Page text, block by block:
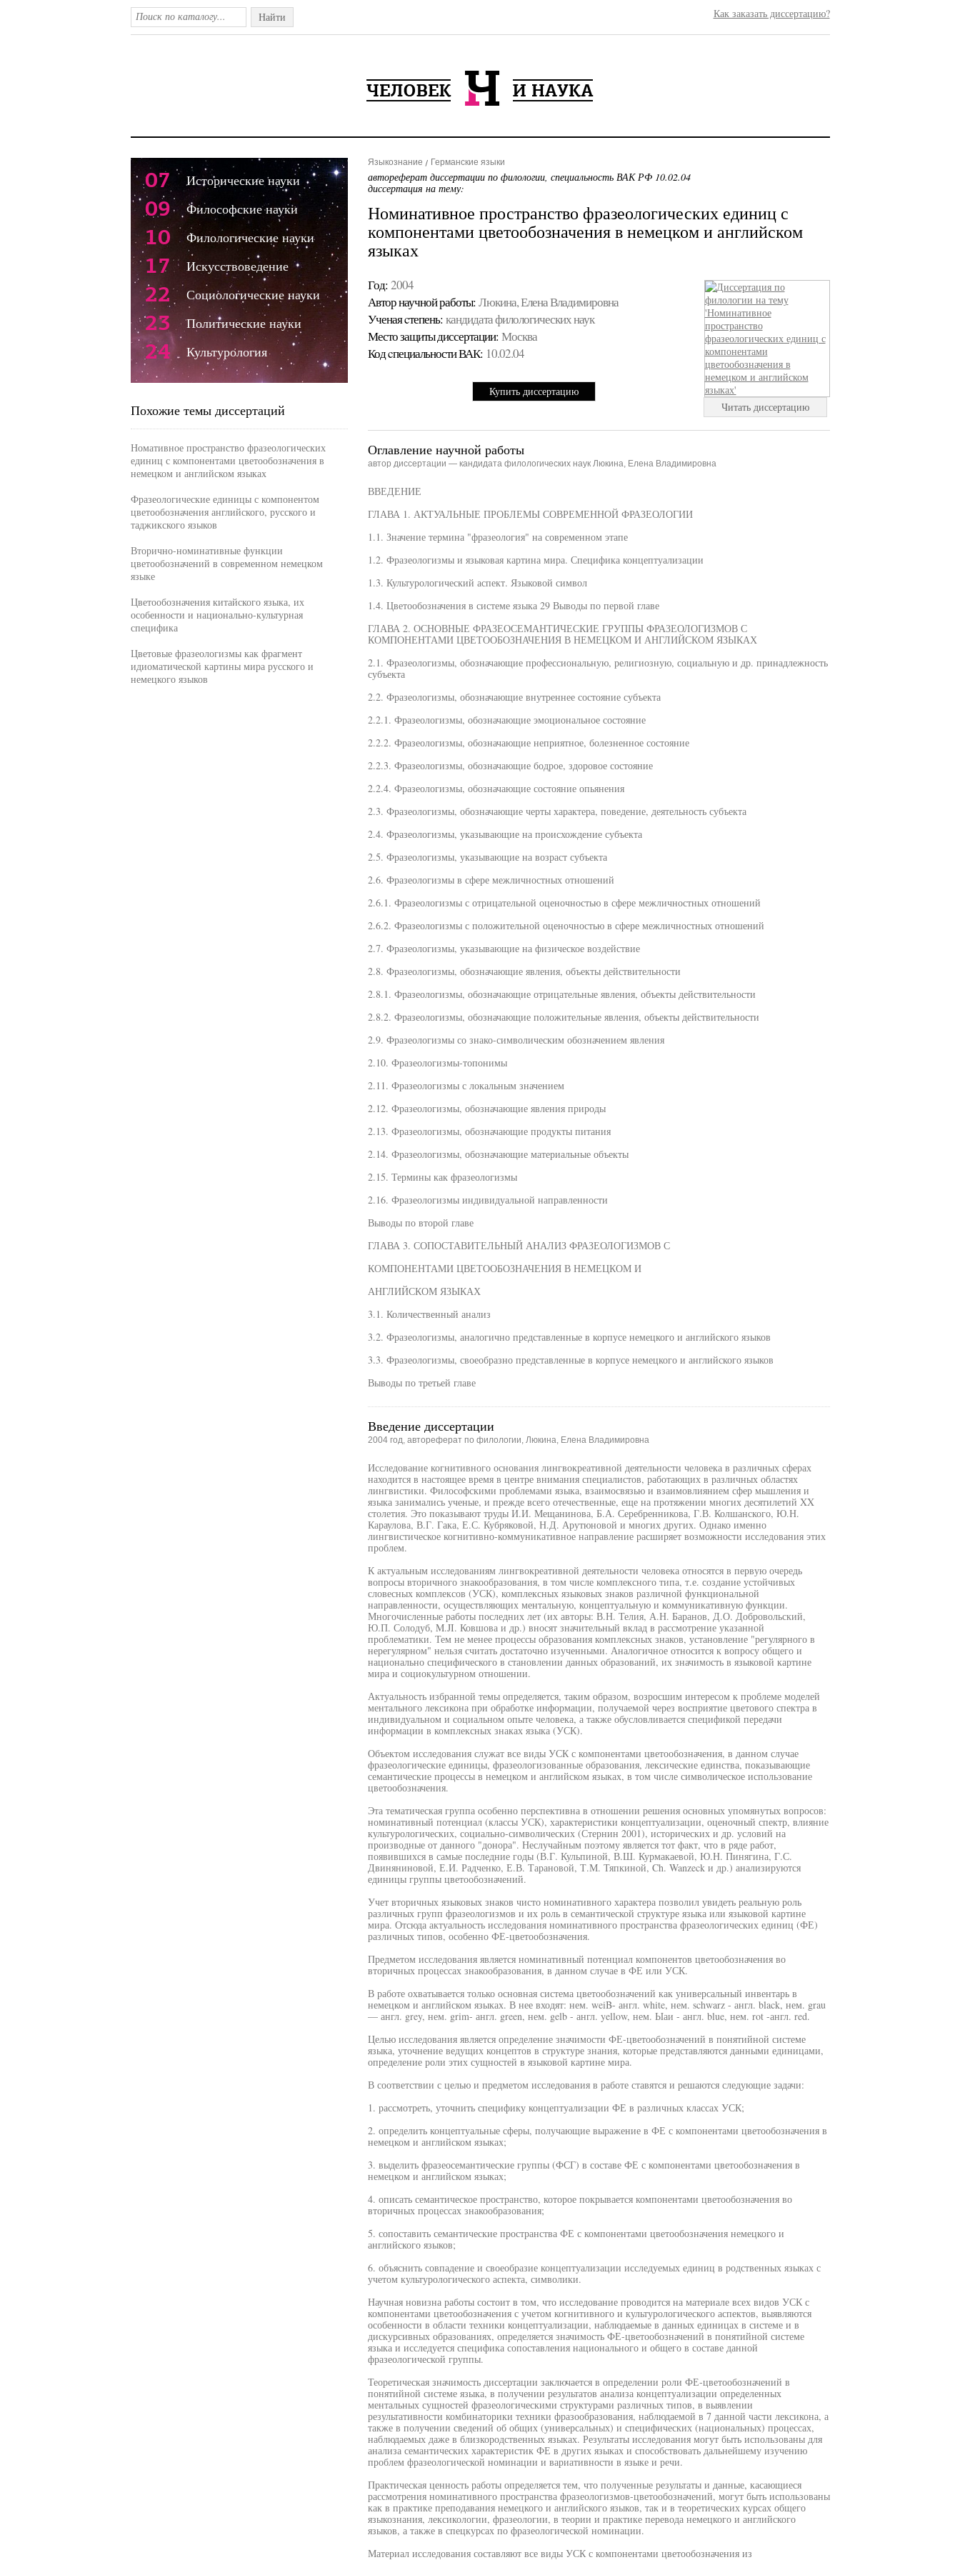
Найти Как заказать диссертацию?
Языкознание Германские языки
автореферат диссертации по филологии, специальность ВАК РФ 10.02.04
диссертация на тему:
Номинативное пространство фразеологических единиц с
компонентами цветообозначения в немецком и английском
языках
Год: 2004
Автор научной работы: Люкина, Елена Владимировна
Ученая cтепень: кандидата филологических наук
Место защиты диссертации: Москва
Код cпециальности ВАК: 10.02.04
Купить диссертацию
Читать диссертацию
Оглавление научной работы
автор диссертации — кандидата филологических наук Люкина, Елена Владимировна
ВВЕДЕНИЕ
ГЛАВА 1. АКТУАЛЬНЫЕ ПРОБЛЕМЫ СОВРЕМЕННОЙ ФРАЗЕОЛОГИИ
1.1. Значение термина "фразеология" на современном этапе
1.2. Фразеологизмы и языковая картина мира. Специфика концептуализации
1.3. Культурологический аспект. Языковой символ
1.4. Цветообозначения в системе языка 29 Выводы по первой главе
ГЛАВА 2. ОСНОВНЫЕ ФРАЗЕОСЕМАНТИЧЕСКИЕ ГРУППЫ ФРАЗЕОЛОГИЗМОВ С
КОМПОНЕНТАМИ ЦВЕТООБОЗНАЧЕНИЯ В НЕМЕЦКОМ И АНГЛИЙСКОМ ЯЗЫКАХ
2.1. Фразеологизмы, обозначающие профессиональную, религиозную, социальную и др. принадлежность
субъекта
2.2. Фразеологизмы, обозначающие внутреннее состояние субъекта
2.2.1. Фразеологизмы, обозначающие эмоциональное состояние
2.2.2. Фразеологизмы, обозначающие неприятное, болезненное состояние
2.2.3. Фразеологизмы, обозначающие бодрое, здоровое состояние
2.2.4. Фразеологизмы, обозначающие состояние опьянения
2.3. Фразеологизмы, обозначающие черты характера, поведение, деятельность субъекта
2.4. Фразеологизмы, указывающие на происхождение субъекта
2.5. Фразеологизмы, указывающие на возраст субъекта
2.6. Фразеологизмы в сфере межличностных отношений
2.6.1. Фразеологизмы с отрицательной оценочностью в сфере межличностных отношений
2.6.2. Фразеологизмы с положительной оценочностью в сфере межличностных отношений
2.7. Фразеологизмы, указывающие на физическое воздействие
2.8. Фразеологизмы, обозначающие явления, объекты действительности
2.8.1. Фразеологизмы, обозначающие отрицательные явления, объекты действительности
2.8.2. Фразеологизмы, обозначающие положительные явления, объекты действительности
2.9. Фразеологизмы со знако-символическим обозначением явления
2.10. Фразеологизмы-топонимы
2.11. Фразеологизмы с локальным значением
2.12. Фразеологизмы, обозначающие явления природы
2.13. Фразеологизмы, обозначающие продукты питания
2.14. Фразеологизмы, обозначающие материальные объекты
2.15. Термины как фразеологизмы
2.16. Фразеологизмы индивидуальной направленности
Выводы по второй главе
ГЛАВА 3. СОПОСТАВИТЕЛЬНЫЙ АНАЛИЗ ФРАЗЕОЛОГИЗМОВ С
КОМПОНЕНТАМИ ЦВЕТООБОЗНАЧЕНИЯ В НЕМЕЦКОМ И
АНГЛИЙСКОМ ЯЗЫКАХ
3.1. Количественный анализ
3.2. Фразеологизмы, аналогично представленные в корпусе немецкого и английского языков
3.3. Фразеологизмы, своеобразно представленные в корпусе немецкого и английского языков
Выводы по третьей главе
Введение диссертации
2004 год, автореферат по филологии, Люкина, Елена Владимировна
Исследование когнитивного основания лингвокреативной деятельности человека в различных сферах
находится в настоящее время в центре внимания специалистов, работающих в различных областях
лингвистики. Философскими проблемами языка, взаимосвязью и взаимовлиянием сфер мышления и
языка занимались ученые, и прежде всего отечественные, еще на протяжении многих десятилетий XX
столетия. Это показывают труды И.И. Мещанинова, Б.А. Серебренникова, Г.В. Колшанского, Ю.Н.
Караулова, В.Г. Гака, Е.С. Кубряковой, Н.Д. Арутюновой и многих других. Однако именно
лингвистическое когнитивно-коммуникативное направление расширяет возможности исследования этих
проблем.
К актуальным исследованиям лингвокреативной деятельности человека относятся в первую очередь
вопросы вторичного знакообразования, в том числе комплексного типа, т.е. создание устойчивых
словесных комплексов (УСК), комплексных языковых знаков различной функциональной
направленности, осуществляющих ментальную, концептуальную и коммуникативную функции.
Многочисленные работы последних лет (их авторы: В.Н. Телия, А.Н. Баранов, Д.О. Добровольский,
Ю.П. Солодуб, M.JI. Ковшова и др.) вносят значительный вклад в рассмотрение указанной
проблематики. Тем не менее процессы образования комплексных знаков, установление "регулярного в
нерегулярном" нельзя считать достаточно изученными. Аналогичное относится к вопросу общего и
национально специфического в становлении данных образований, их значимость в языковой картине
мира и социокультурном отношении.
Актуальность избранной темы определяется, таким образом, возросшим интересом к проблеме моделей
ментального лексикона при обработке информации, получаемой через восприятие цветового спектра в
индивидуальном и социальном опыте человека, а также обусловливается спецификой передачи
информации в комплексных знаках языка (УСК).
Объектом исследования служат все виды УСК с компонентами цветообозначения, в данном случае
фразеологические единицы, фразеологизованные образования, лексические единства, показывающие
семантические процессы в немецком и английском языках, в том числе символическое использование
цветообозначения.
Эта тематическая группа особенно перспективна в отношении решения основных упомянутых вопросов:
номинативный потенциал (классы УСК), характеристики концептуализации, оценочный спектр, влияние
культурологических, социально-символических (Стернин 2001), исторических и др. условий на
производные от данного "донора". Неслучайным поэтому является тот факт, что в ряде работ,
появившихся в самые последние годы (В.Г. Кульпиной, В.Ш. Курмакаевой, Ю.Н. Пинягина, Г.С.
Двиняниновой, Е.И. Радченко, Е.В. Тарановой, Т.М. Тяпкиной, Ch. Wanzeck и др.) анализируются
единицы группы цветообозначений.
Учет вторичных языковых знаков чисто номинативного характера позволил увидеть реальную роль
различных групп фразеологизмов и их роль в семантической структуре языка или языковой картине
мира. Отсюда актуальность исследования номинативного пространства фразеологических единиц (ФЕ)
различных типов, особенно ФЕ-цветообозначения.
Предметом исследования является номинативный потенциал компонентов цветообозначения во
вторичных процессах знакообразования, в данном случае в ФЕ или УСК.
В работе охватывается только основная система цветообозначений как универсальный инвентарь в
немецком и английском языках. В нее входят: нем. weiB- англ. white, нем. schwarz - англ. black, нем. grau
— англ. grey, нем. grim- англ. green, нем. gelb - англ. yellow, нем. Ыаи - англ. blue, нем. rot -англ. red.
Целью исследования является определение значимости ФЕ-цветообозначений в понятийной системе
языка, уточнение ведущих концептов в структуре знания, которые представляются данными единицами,
определение роли этих сущностей в языковой картине мира.
В соответствии с целью и предметом исследования в работе ставятся и решаются следующие задачи:
1. рассмотреть, уточнить специфику концептуализации ФЕ в различных классах УСК;
2. определить концептуальные сферы, получающие выражение в ФЕ с компонентами цветообозначения в
немецком и английском языках;
3. выделить фразеосемантические группы (ФСГ) в составе ФЕ с компонентами цветообозначения в
немецком и английском языках;
4. описать семантическое пространство, которое покрывается компонентами цветообозначения во
вторичных процессах знакообразования;
5. сопоставить семантические пространства ФЕ с компонентами цветообозначения немецкого и
английского языков;
6. объяснить совпадение и своеобразие концептуализации исследуемых единиц в родственных языках с
учетом культурологического аспекта, символики.
Научная новизна работы состоит в том, что исследование проводится на материале всех видов УСК с
компонентами цветообозначения с учетом когнитивного и культурологического аспектов, выявляются
особенности в области техники концептуализации, наблюдаемые в данных единицах в системе и в
дискурсивных образованиях, определяется значимость ФЕ-цветообозначений в понятийной системе
языка и исследуется специфика сопоставления национального и общего в составе данной
фразеологической группы.
Теоретическая значимость диссертации заключается в определении роли ФЕ-цветообозначений в
понятийной системе языка, в получении результатов анализа концептуализации определенных
ментальных сущностей фразеологическими структурами различных типов, в выявлении
результативности комбинаторики техники фразообразования, наблюдаемой в 7 данной части лексикона, а
также в получении сведений об общих (универсальных) и специфических (национальных) процессах,
наблюдаемых даже в близкородственных языках. Результаты исследования могут быть использованы для
анализа семантических характеристик ФЕ в других языках и способствовать дальнейшему изучению
проблем фразеологической номинации и вариативности в языке и речи.
Практическая ценность работы определяется тем, что полученные результаты и данные, касающиеся
рассмотрения номинативного пространства фразеологизмов-цветообозначений, могут быть использованы
как в практике преподавания немецкого и английского языков, так и в теоретических курсах общего
языкознания, лексикологии, фразеологии, в теории и практике перевода немецкого и английского
языков, а также в спецкурсах по фразеологической номинации.
Материал исследования составляют все виды УСК с компонентами цветообозначения из
07 Исторические науки
09 Философские науки
10 Филологические науки
17 Искусствоведение
22 Социологические науки
23 Политические науки
24 Культурология
Похожие темы диссертаций
Номативное пространство фразеологических
единиц с компонентами цветообозначения в
немецком и английском языках
Фразеологические единицы с компонентом
цветообозначения английского, русского и
таджикского языков
Вторично-номинативные функции
цветообозначений в современном немецком
языке
Цветообозначения китайского языка, их
особенности и национально-культурная
специфика
Цветовые фразеологизмы как фрагмент
идиоматической картины мира русского и
немецкого языков